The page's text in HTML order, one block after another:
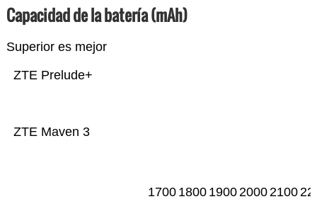
Capacidad de la batería (mAh)
Superior es mejor
ZTE Maven 3
ZTE Prelude+
1700 1800 190020002100